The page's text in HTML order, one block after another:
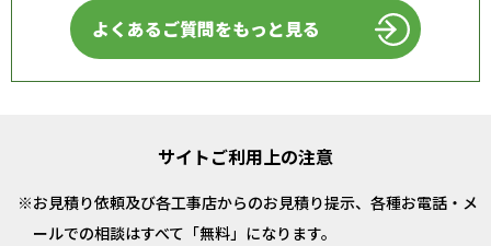
よくあるご質問をもっと見る
サイトご利用上の注意
お見積り依頼及び各工事店からのお見積り提示、各種お電話・メ
ールでの相談はすべて「無料」になります。